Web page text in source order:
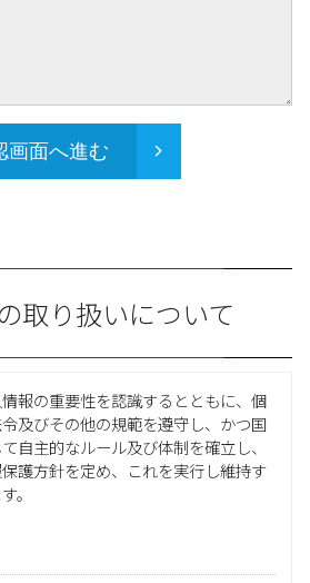
画面へ進む
取り扱いについて
報の重要性を認識するとともに、個
及びその他の規範を遵守し、かつ国
自主的なルール及び体制を確立し、
護方針を定め、これを実行し維持す
。